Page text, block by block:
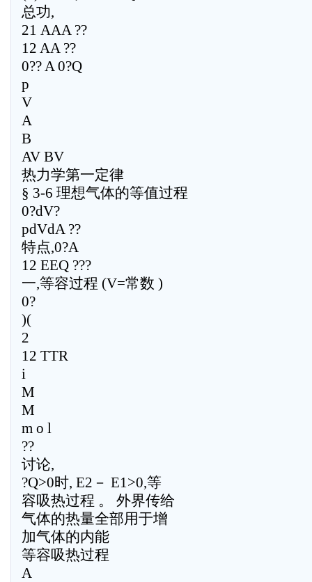
总功,
21 AAA ??
12 AA ??
0?? A 0?Q
p
V
A
B
AV BV
热力学第一定律
§ 3-6 理想气体的等值过程
0?dV?
pdVdA ??
特点,0?A
12 EEQ ???
一,等容过程 (V=常数 )
0?
)(
2
12 TTR
i
M
M
m o l
??
讨论,
?Q>0时, E2－ E1>0,等
容吸热过程 。 外界传给
气体的热量全部用于增
加气体的内能
等容吸热过程
A